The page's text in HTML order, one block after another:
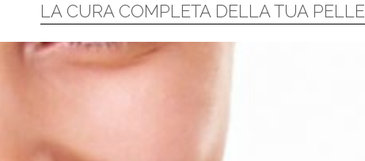
LA CURA COMPLETA DELLA TUA PELLE